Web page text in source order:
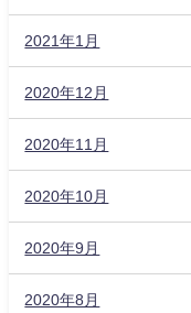
2021年1月
2020年12月
2020年11月
2020年10月
2020年9月
2020年8月